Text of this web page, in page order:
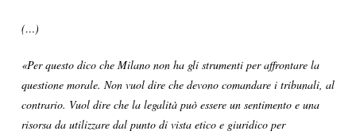
(…)
«Per questo dico che Milano non ha gli strumenti per affrontare la
questione morale. Non vuol dire che devono comandare i tribunali, al
contrario. Vuol dire che la legalità può essere un sentimento e una
risorsa da utilizzare dal punto di vista etico e giuridico per